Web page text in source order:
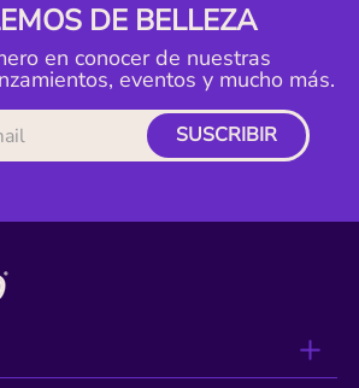
DE BELLEZA
en conocer de nuestras
eventos y mucho más.
SUSCRIBIR